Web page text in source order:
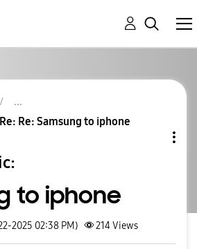
Re: Samsung to iphone
to iphone
2025 02:38 PM) 214Views